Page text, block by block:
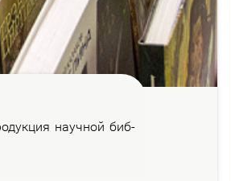
на­уч­ной биб­